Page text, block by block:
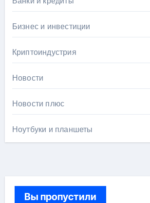
Бизнес и инвестиции
Криптоиндустрия
Новости
Новости плюс
Ноутбуки и планшеты
Вы пропустили